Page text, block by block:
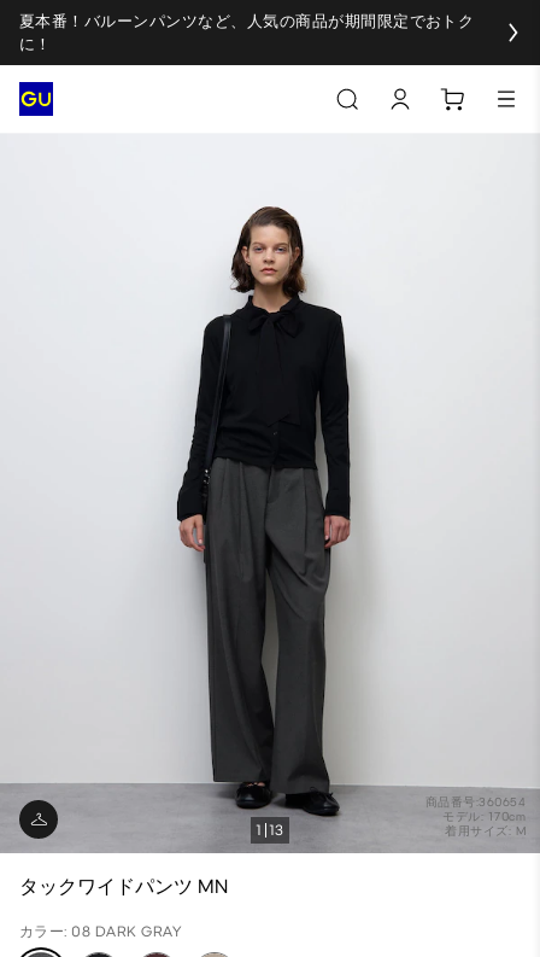
夏本番！バルーンパンツなど、人気の商品が期間限定でおトク
に！
商品番号:360654
モデル: 170cm
着用サイズ: M
1 13
タックワイドパンツ MN
カラー: 08 DARK GRAY